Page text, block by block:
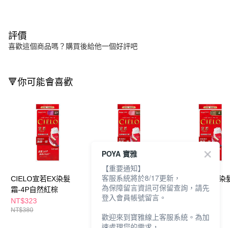
評價
喜歡這個商品嗎？購買後給他一個好評吧
🔻你可能會喜歡
CIELO宣若EX染髮
霜-4P自然紅棕
NT$323
NT$380
CIELO宣若EX染髮
霜-3RO玫瑰棕
NT$323
CIELO宣若EX染
霜-4淺栗棕
POYA 寶雅
【重要通知】
客服系統將於8/17更新，
為保障留言資訊可保留查詢，請先
登入會員帳號留言。
歡迎來到寶雅線上客服系統。為加